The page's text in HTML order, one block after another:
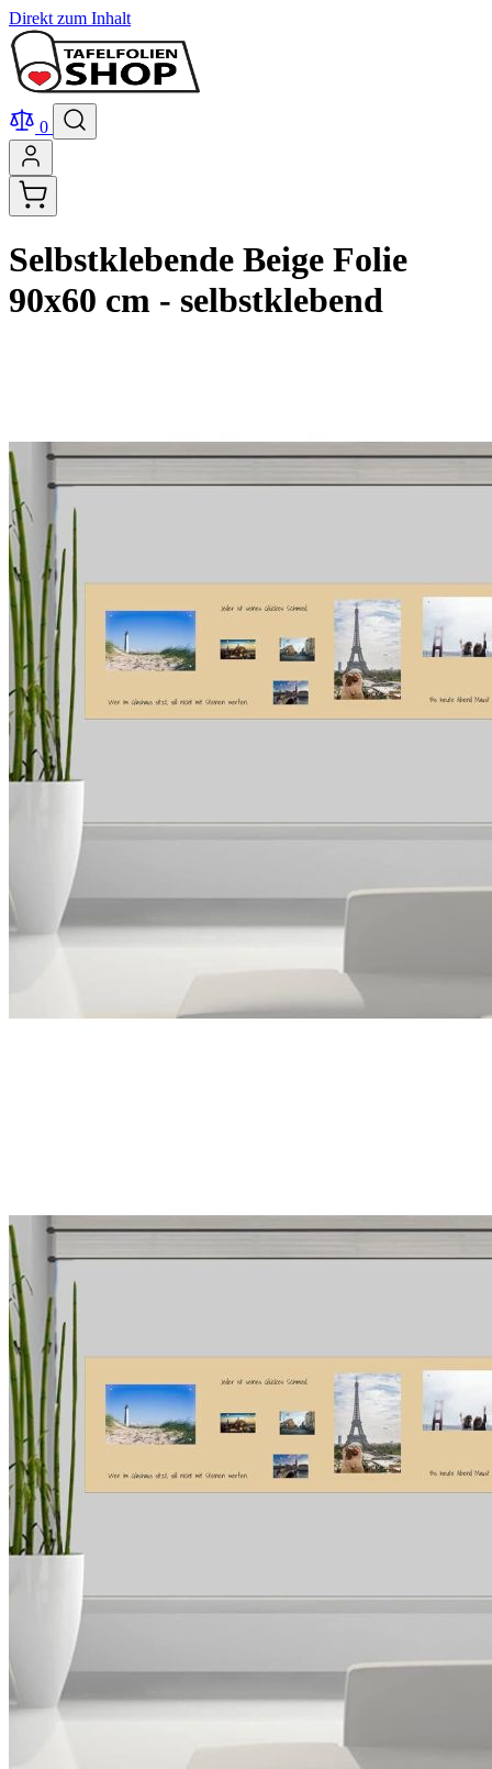
Direkt zum Inhalt
0
Selbstklebende Beige Folie
90x60 cm - selbstklebend